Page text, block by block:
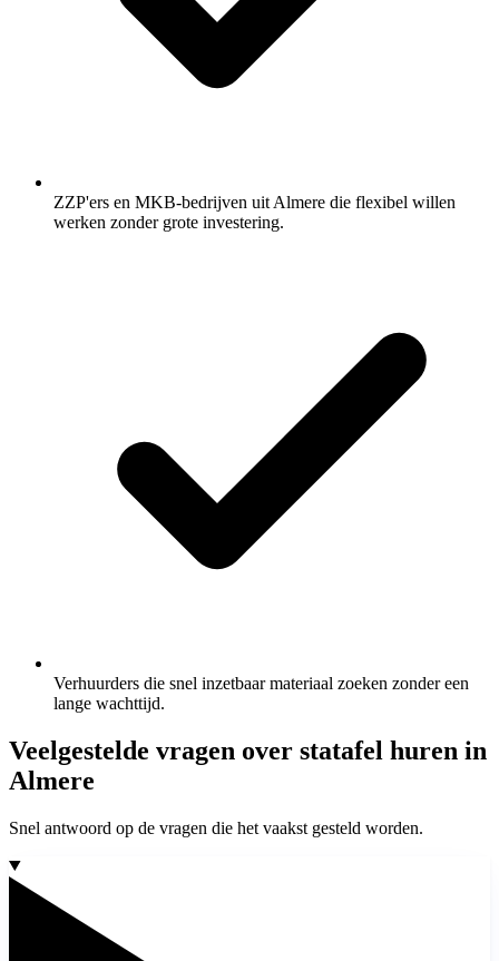
ZZP'ers en MKB-bedrijven uit Almere die flexibel willen
werken zonder grote investering.
Verhuurders die snel inzetbaar materiaal zoeken zonder een
lange wachttijd.
Veelgestelde vragen over statafel huren in
Almere
Snel antwoord op de vragen die het vaakst gesteld worden.